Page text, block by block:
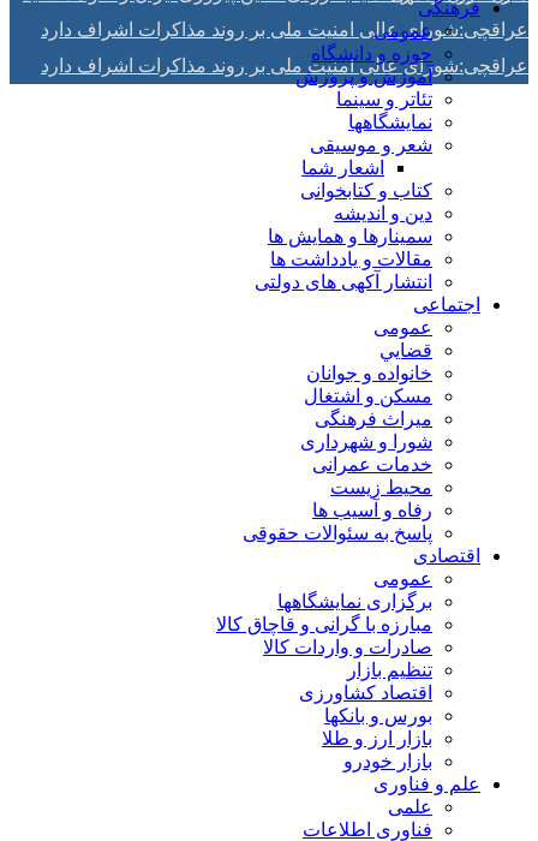
عراقچی:شورای عالی امنیت ملی بر روند مذاکرات اشراف دارد
عراقچی:شورای عالی امنیت ملی بر روند مذاکرات اشراف دارد
فرهنگی
عمومی
حوزه و دانشگاه
آموزش و پرورش
تئاتر و سینما
نمایشگاهها
شعر و موسیقی
اشعار شما
کتاب و کتابخوانی
دین و اندیشه
سمینارها و همایش ها
مقالات و يادداشت ها
انتشار آکهی های دولتی
اجتماعی
عمومی
قضايي
خانواده و جوانان
مسكن و اشتغال
میراث فرهنگی
شورا و شهرداری
خدمات عمرانی
محیط زیست
رفاه و آسیب ها
پاسخ به سئوالات حقوقی
اقتصادی
عمومی
برگزاری نمایشگاهها
مبارزه با گرانی و قاچاق کالا
صادرات و واردات کالا
تنظیم بازار
اقتصاد کشاورزی
بورس و بانکها
بازار ارز و طلا
بازار خودرو
علم و فناوری
علمی
فناوری اطلاعات